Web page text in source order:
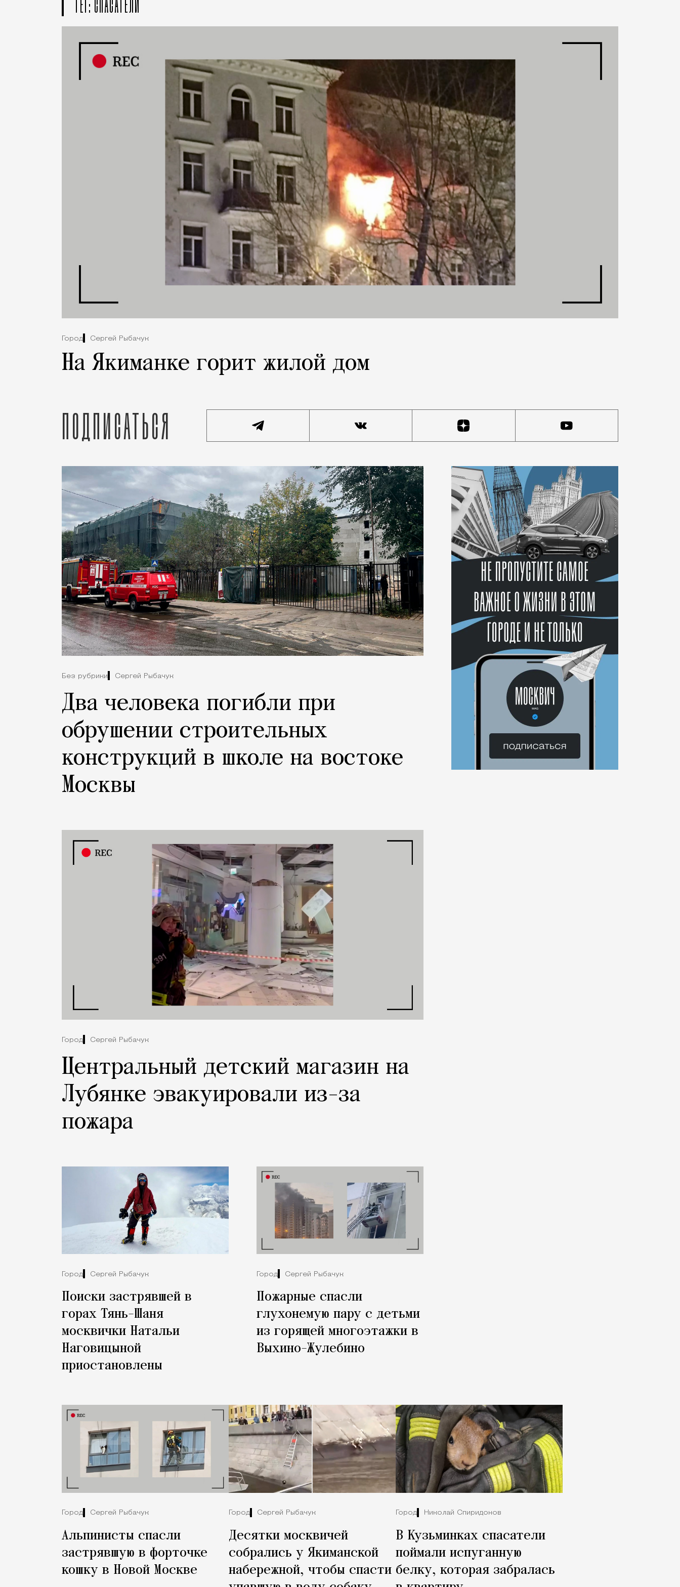
Город Сергей Рыбачук
На Якиманке горит жилой дом
Подписаться
Без рубрики Сергей Рыбачук
Два человека погибли при
обрушении строительных
конструкций в школе на востоке
Москвы
Город Сергей Рыбачук
Центральный детский магазин на
Лубянке эвакуировали из-за
пожара
Город Сергей Рыбачук
Поиски застрявшей в
горах Тянь-Шаня
москвички Натальи
Наговицыной
приостановлены
Город Сергей Рыбачук
Пожарные спасли
глухонемую пару с детьми
из горящей многоэтажки в
Выхино-Жулебино
Город Сергей Рыбачук
Альпинисты спасли
застрявшую в форточке
кошку в Новой Москве
Город Сергей Рыбачук
Десятки москвичей
собрались у Якиманской
набережной, чтобы спасти
Город Николай Спиридонов
В Кузьминках спасатели
поймали испуганную
белку, которая забралась